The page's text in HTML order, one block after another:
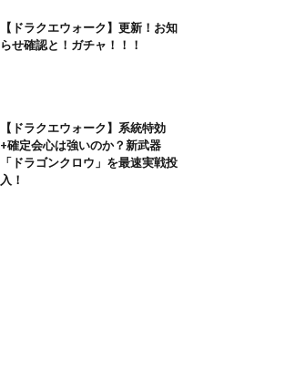
【ドラクエウォーク】更新！お知
らせ確認と！ガチャ！！！
【ドラクエウォーク】系統特効
+確定会心は強いのか？新武器
「ドラゴンクロウ」を最速実戦投
入！